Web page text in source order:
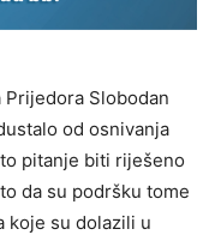
Prijedora Slobodan
od osnivanja
pitanje biti riješeno
da su podršku tome
koje su dolazili u